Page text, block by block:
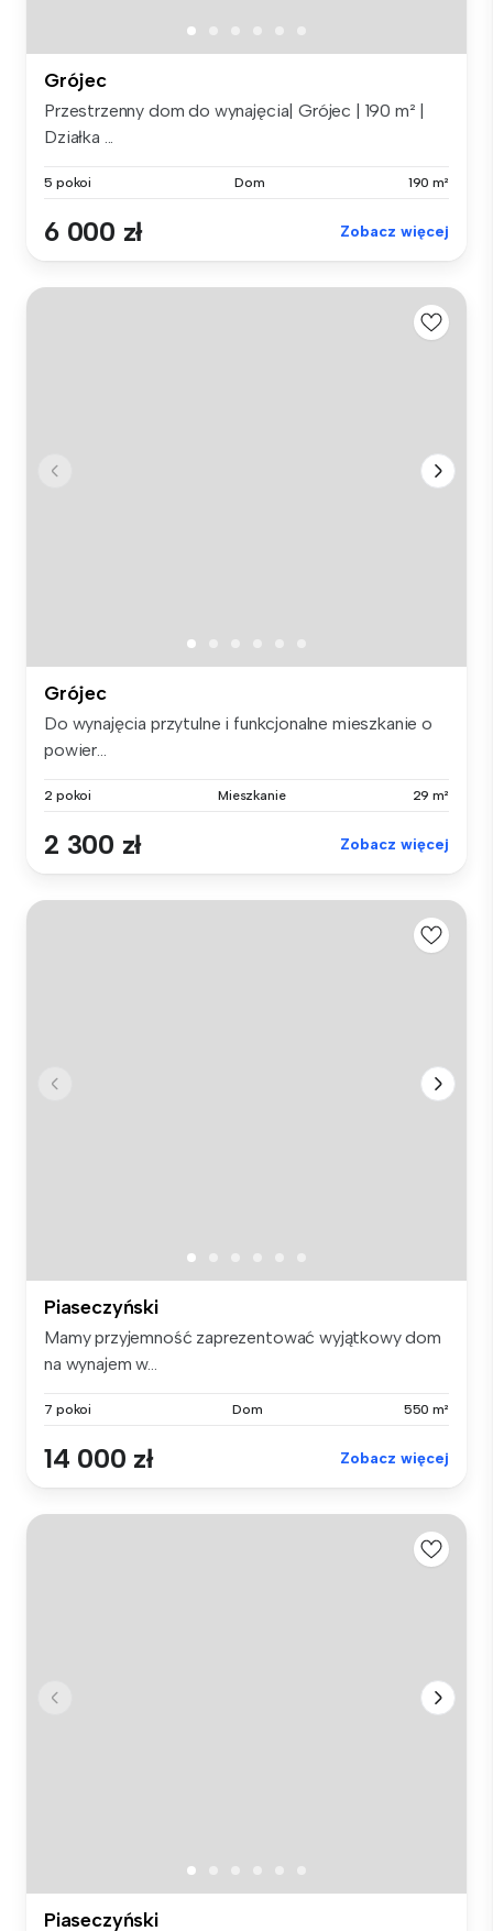
Grójec
Przestrzenny dom do wynajęcia| Grójec | 190 m² |
Działka ...
5 pokoi Dom 190 m²
6 000 zł Zobacz więcej
Grójec
Do wynajęcia przytulne i funkcjonalne mieszkanie o
powier...
2 pokoi Mieszkanie 29 m²
2 300 zł Zobacz więcej
Piaseczyński
Mamy przyjemność zaprezentować wyjątkowy dom
na wynajem w...
7 pokoi Dom 550 m²
14 000 zł Zobacz więcej
Piaseczyński